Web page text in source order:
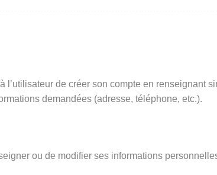
de créer son compte en renseignant
demandées (adresse, téléphone, etc.).
ou de modifier ses informations